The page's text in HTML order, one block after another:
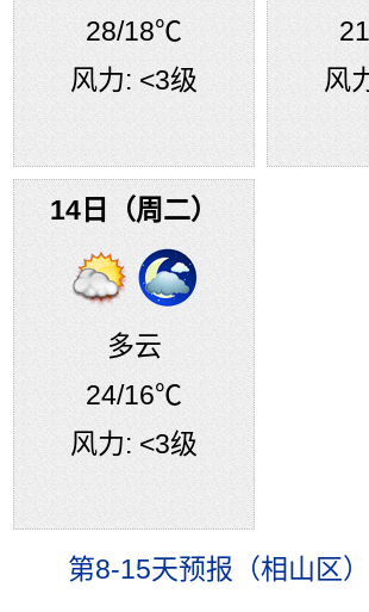
28/18℃
风力: <3级
21
风
14日（周二）
多云
24/16℃
风力: <3级
第8-15天预报（相山区）